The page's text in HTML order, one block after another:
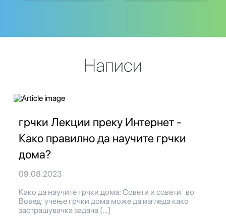
Написи
грчки Лекции преку Интернет -
Како правилно да научите грчки
дома?
09.08.2023
Како да научите грчки дома: Совети и совети во
Вовед: учење грчки дома може да изгледа како
застрашувачка задача […]